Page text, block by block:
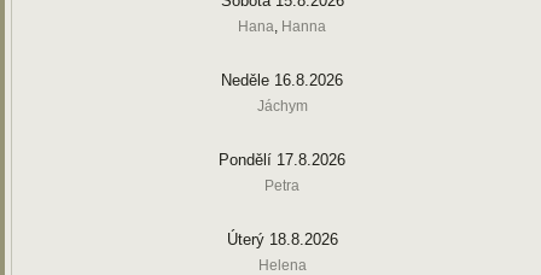
Hana, Hanna
Neděle 16.8.2026
Jáchym
Pondělí 17.8.2026
Petra
Úterý 18.8.2026
Helena